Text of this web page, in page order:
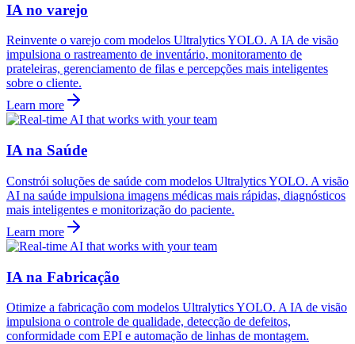
IA no varejo
Reinvente o varejo com modelos Ultralytics YOLO. A IA de visão
impulsiona o rastreamento de inventário, monitoramento de
prateleiras, gerenciamento de filas e percepções mais inteligentes
sobre o cliente.
Learn more
IA na Saúde
Constrói soluções de saúde com modelos Ultralytics YOLO. A visão
AI na saúde impulsiona imagens médicas mais rápidas, diagnósticos
mais inteligentes e monitorização do paciente.
Learn more
IA na Fabricação
Otimize a fabricação com modelos Ultralytics YOLO. A IA de visão
impulsiona o controle de qualidade, detecção de defeitos,
conformidade com EPI e automação de linhas de montagem.